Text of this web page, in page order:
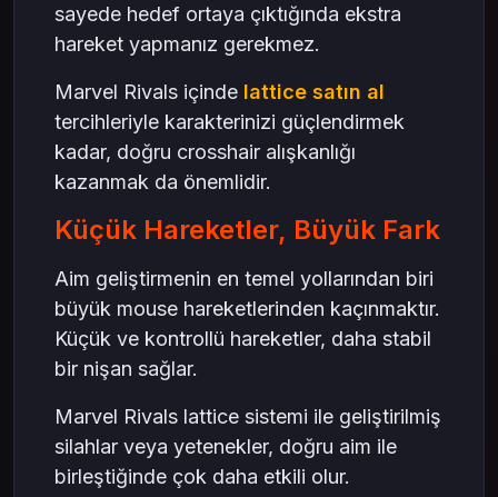
sayede hedef ortaya çıktığında ekstra
hareket yapmanız gerekmez.
Marvel Rivals içinde lattice satın al
tercihleriyle karakterinizi güçlendirmek
kadar, doğru crosshair alışkanlığı
kazanmak da önemlidir.
Küçük Hareketler, Büyük Fark
Aim geliştirmenin en temel yollarından biri
büyük mouse hareketlerinden kaçınmaktır.
Küçük ve kontrollü hareketler, daha stabil
bir nişan sağlar.
Marvel Rivals lattice sistemi ile geliştirilmiş
silahlar veya yetenekler, doğru aim ile
birleştiğinde çok daha etkili olur.